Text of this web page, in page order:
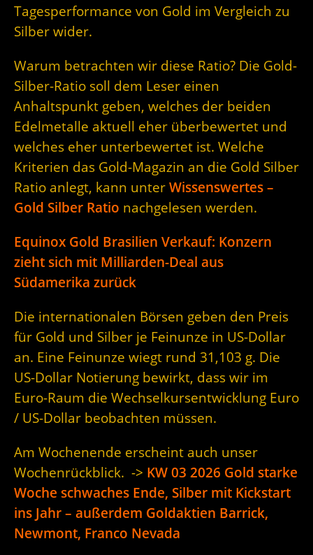
Tagesperformance von Gold im Vergleich zu
Silber wider.
Warum betrachten wir diese Ratio? Die Gold-
Silber-Ratio soll dem Leser einen
Anhaltspunkt geben, welches der beiden
Edelmetalle aktuell eher überbewertet und
welches eher unterbewertet ist. Welche
Kriterien das Gold-Magazin an die Gold Silber
Ratio anlegt, kann unter Wissenswertes –
Gold Silber Ratio nachgelesen werden.
Equinox Gold Brasilien Verkauf: Konzern
zieht sich mit Milliarden-Deal aus
Südamerika zurück
Die internationalen Börsen geben den Preis
für Gold und Silber je Feinunze in US-Dollar
an. Eine Feinunze wiegt rund 31,103 g. Die
US-Dollar Notierung bewirkt, dass wir im
Euro-Raum die Wechselkursentwicklung Euro
/ US-Dollar beobachten müssen.
Am Wochenende erscheint auch unser
Wochenrückblick. -> KW 03 2026 Gold starke
Woche schwaches Ende, Silber mit Kickstart
ins Jahr – außerdem Goldaktien Barrick,
Newmont, Franco Nevada